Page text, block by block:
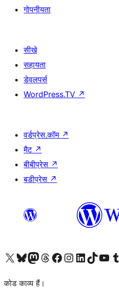
गोपनीयता
सीखे
सहायता
डेवलपर्स
WordPress.TV ↗
वर्डप्रेस.कॉम ↗
मैट ↗
बीबीप्रेस ↗
बडीप्रेस ↗
Visit our X (formerly Twitter) account
हमारे बलुस्की खाते पर जाएँVisit our Mastodon account
हमारे थ्रेड्स अकाउंट पर जाएंहमारे फेसबुक पेज पर जाएँहमारे इंस्टाग्राम अकाउंट पर जाएंहमारे लिंक्डइन खाते पर जाएँहमारे टिकटॉक खाते पर जाएँहमारे यूट्यूब चैनल पर जाएंहमारे Tumblr खाते पर जाएँ
कोड काव्य हैं।